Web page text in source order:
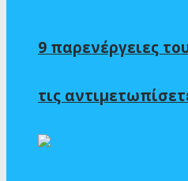
9 παρενέργειες
τις